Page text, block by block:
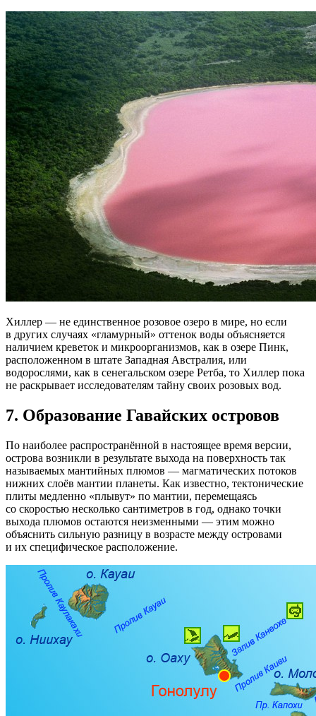
Хиллер — не единственное розовое озеро в мире, но если
в других случаях «гламурный» оттенок воды объясняется
наличием креветок и микроорганизмов, как в озере Пинк,
расположенном в штате Западная Австралия, или
водорослями, как в сенегальском озере Ретба, то Хиллер пока
не раскрывает исследователям тайну своих розовых вод.
7. Образование Гавайских островов
По наиболее распространённой в настоящее время версии,
острова возникли в результате выхода на поверхность так
называемых мантийных плюмов — магматических потоков
нижних слоёв мантии планеты. Как известно, тектонические
плиты медленно «плывут» по мантии, перемещаясь
со скоростью несколько сантиметров в год, однако точки
выхода плюмов остаются неизменными — этим можно
объяснить сильную разницу в возрасте между островами
и их специфическое расположение.